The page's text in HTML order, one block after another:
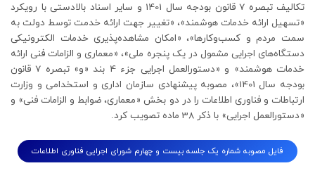
تکالیف تبصره 7 قانون بودجه سال 1401 و سایر اسناد بالادستی با رویکرد
«تسهیل ارائه خدمات هوشمند»، «تغییر جهت ارائه خدمت توسط دولت به
سمت مردم و کسب‌وکارها»، «امکان مشاهده‌پذیری خدمات الکترونیکی
دستگاه‌های اجرایی مشمول در یک پنجره ملی»، «معماری و الزامات فنی ارائه
خدمات هوشمند» و «دستورالعمل اجرایی جزء 4 بند «و» تبصره 7 قانون
بودجه سال 1401»، مصوبه پیشنهادی سازمان اداری و استخدامی و وزارت
ارتباطات و فناوری اطلاعات را در دو بخش «معماری، ضوابط و الزامات فنی» و
«دستورالعمل اجرایی» با ذکر 38 ماده تصویب کرد.
فایل مصوبه شماره یک جلسه بیست و چهارم شورای اجرایی فناوری اطلاعات